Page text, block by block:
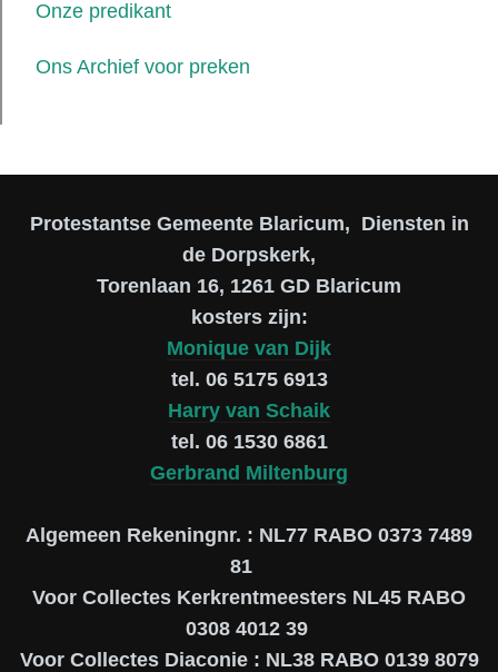
Onze predikant
Ons Archief voor preken
Protestantse Gemeente Blaricum, Diensten in
de Dorpskerk,
Torenlaan 16, 1261 GD Blaricum
kosters zijn:
Monique van Dijk
tel. 06 5175 6913
Harry van Schaik
tel. 06 1530 6861
Gerbrand Miltenburg
Algemeen Rekeningnr. : NL77 RABO 0373 7489
81
Voor Collectes Kerkrentmeesters NL45 RABO
0308 4012 39
Voor Collectes Diaconie : NL38 RABO 0139 8079